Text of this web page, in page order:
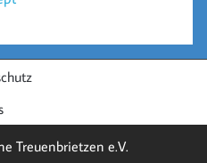
Treuenbrietzen e.V.